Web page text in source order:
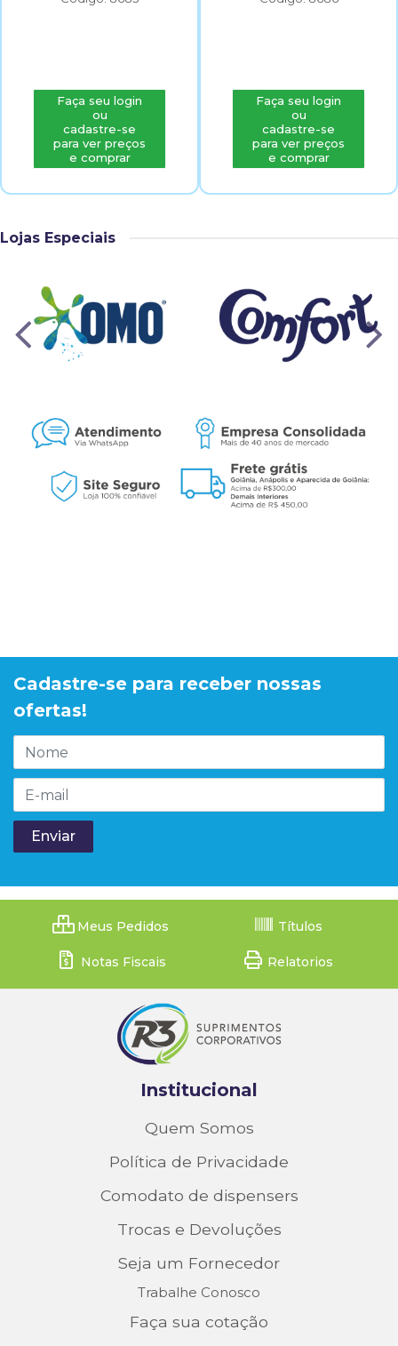
Faça seu login
ou
cadastre-se
para ver preços
e comprar
Faça seu login
ou
cadastre-se
para ver preços
e comprar
Lojas Especiais
Cadastre-se para receber nossas
ofertas!
Meus Pedidos Títulos
Notas Fiscais Relatorios
Institucional
Quem Somos
Política de Privacidade
Comodato de dispensers
Trocas e Devoluções
Seja um Fornecedor
Trabalhe Conosco
Faça sua cotação